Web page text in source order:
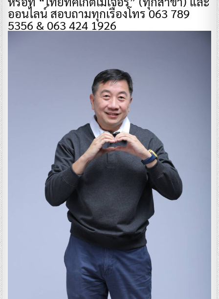
ออนไลน์ สอบถามทุกเรื่องโทร 063 789
5356 & 063 424 1926